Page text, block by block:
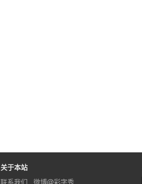
关于本站
联系我们
微博@彩字秀